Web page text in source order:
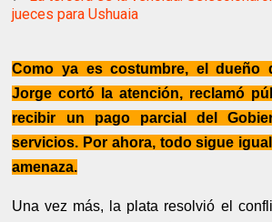
jueces para Ushuaia
Como ya es costumbre, el dueño
Jorge cortó la atención, reclamó
recibir un pago parcial del
servicios. Por ahora, todo sigue
amenaza.
Una vez más, la plata resolvió el